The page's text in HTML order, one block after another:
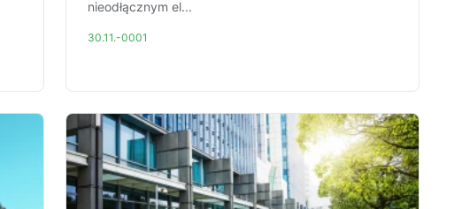
nieodłącznym el...
30.11.-0001